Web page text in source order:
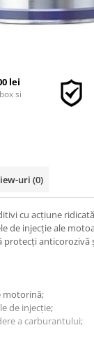
lei
si
uri (0)
cu acţiune
de injecţie ale
protecţi
de injecţie;
a carburantului;